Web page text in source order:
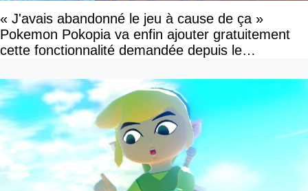
« J'avais abandonné le jeu à cause de ça »
Pokemon Pokopia va enfin ajouter gratuitement
cette fonctionnalité demandée depuis le